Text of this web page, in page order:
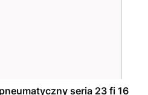
seria 23 fi 16